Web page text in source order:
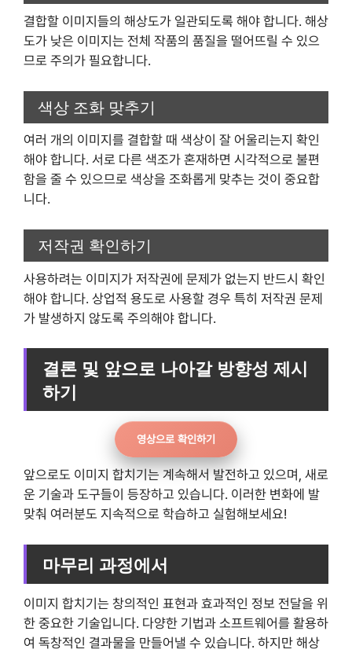
결합할 이미지들의 해상도가 일관되도록 해야 합니다. 해상
도가 낮은 이미지는 전체 작품의 품질을 떨어뜨릴 수 있으
므로 주의가 필요합니다.
색상 조화 맞추기
여러 개의 이미지를 결합할 때 색상이 잘 어울리는지 확인
해야 합니다. 서로 다른 색조가 혼재하면 시각적으로 불편
함을 줄 수 있으므로 색상을 조화롭게 맞추는 것이 중요합
니다.
저작권 확인하기
사용하려는 이미지가 저작권에 문제가 없는지 반드시 확인
해야 합니다. 상업적 용도로 사용할 경우 특히 저작권 문제
가 발생하지 않도록 주의해야 합니다.
결론 및 앞으로 나아갈 방향성 제시
하기
영상으로 확인하기
앞으로도 이미지 합치기는 계속해서 발전하고 있으며, 새로
운 기술과 도구들이 등장하고 있습니다. 이러한 변화에 발
맞춰 여러분도 지속적으로 학습하고 실험해보세요!
마무리 과정에서
이미지 합치기는 창의적인 표현과 효과적인 정보 전달을 위
한 중요한 기술입니다. 다양한 기법과 소프트웨어를 활용하
여 독창적인 결과물을 만들어낼 수 있습니다. 하지만 해상